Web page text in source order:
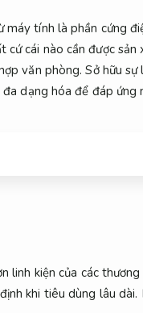
máy tính là phần cứng
cứ cái nào cần được
văn phòng. Sở hữu sự
dạng hóa để đáp ứng
linh kiện của các
khi tiêu dùng lâu dài.